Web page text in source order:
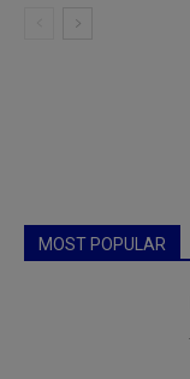
MOST POPULAR